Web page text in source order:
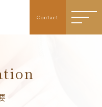
Contact
tion